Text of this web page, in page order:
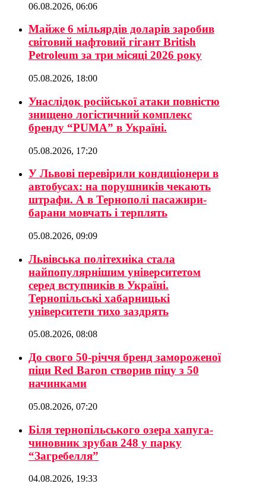
06.08.2026, 06:06
Майже 6 мільярдів доларів заробив
світовий нафтовий гігант British
Petroleum за три місяці 2026 року
05.08.2026, 18:00
Унаслідок російської атаки повністю
знищено логістичний комплекс
бренду “PUMA” в Україні.
05.08.2026, 17:20
У Львові перевірили кондиціонери в
автобусах: на порушників чекають
штрафи. А в Тернополі пасажири-
барани мовчать і терплять
05.08.2026, 09:09
Львівська політехніка стала
найпопулярнішим університетом
серед вступників в Україні.
Тернопільські хабарницькі
університети тихо заздрять
05.08.2026, 08:08
До свого 50-річчя бренд замороженої
піци Red Baron створив піцу з 50
начинками
05.08.2026, 07:20
Біля тернопільського озера хапуга-
чиновник зрубав 248 у парку
“Загребелля”
04.08.2026, 19:33